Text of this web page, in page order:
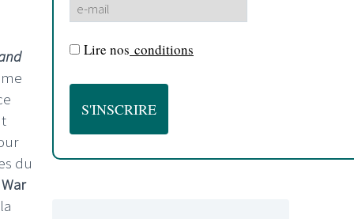
du
War
Lire nos conditions